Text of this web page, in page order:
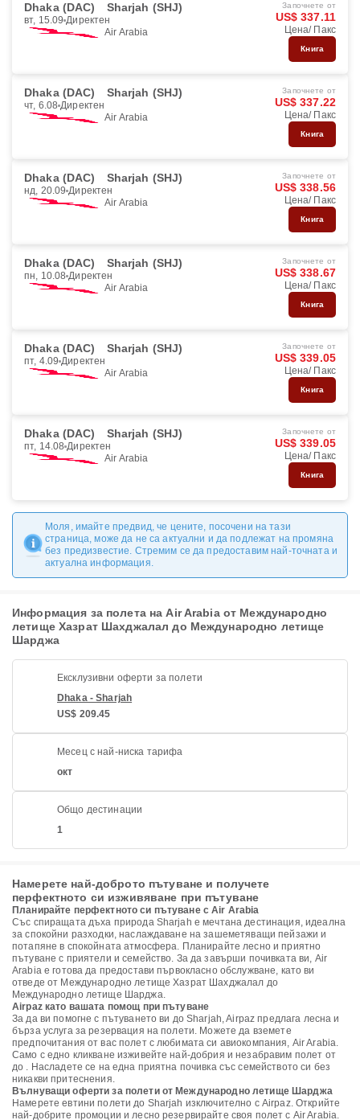
Dhaka (DAC) Sharjah (SHJ)
вт, 15.09 Директен
Air Arabia
Започнете от
US$ 337.11
Цена/ Пакс
Книга
Dhaka (DAC) Sharjah (SHJ)
чт, 6.08 Директен
Air Arabia
Започнете от
US$ 337.22
Цена/ Пакс
Книга
Dhaka (DAC) Sharjah (SHJ)
нд, 20.09 Директен
Air Arabia
Започнете от
US$ 338.56
Цена/ Пакс
Книга
Dhaka (DAC) Sharjah (SHJ)
пн, 10.08 Директен
Air Arabia
Започнете от
US$ 338.67
Цена/ Пакс
Книга
Dhaka (DAC) Sharjah (SHJ)
пт, 4.09 Директен
Air Arabia
Започнете от
US$ 339.05
Цена/ Пакс
Книга
Dhaka (DAC) Sharjah (SHJ)
пт, 14.08 Директен
Air Arabia
Започнете от
US$ 339.05
Цена/ Пакс
Книга
Моля, имайте предвид, че цените, посочени на тази
страница, може да не са актуални и да подлежат на промяна
без предизвестие. Стремим се да предоставим най-точната и
актуална информация.
Информация за полета на Air Arabia от Международно
летище Хазрат Шахджалал до Международно летище
Шарджа
Ексклузивни оферти за полети
Dhaka - Sharjah
US$ 209.45
Месец с най-ниска тарифа
окт
Общо дестинации
1
Намерете най-доброто пътуване и получете
перфектното си изживяване при пътуване
Планирайте перфектното си пътуване с Air Arabia
Със спиращата дъха природа Sharjah е мечтана дестинация, идеална
за спокойни разходки, наслаждаване на зашеметяващи пейзажи и
потапяне в спокойната атмосфера. Планирайте лесно и приятно
пътуване с приятели и семейство. За да завърши почивката ви, Air
Arabia е готова да предостави първокласно обслужване, като ви
отведе от Международно летище Хазрат Шахджалал до
Международно летище Шарджа.
Airpaz като вашата помощ при пътуване
За да ви помогне с пътуването ви до Sharjah, Airpaz предлага лесна и
бърза услуга за резервация на полети. Можете да вземете
предпочитания от вас полет с любимата си авиокомпания, Air Arabia.
Само с едно кликване изживейте най-добрия и незабравим полет от
до . Насладете се на една приятна почивка със семейството си без
никакви притеснения.
Вълнуващи оферти за полети от Международно летище Шарджа
Намерете евтини полети до Sharjah изключително с Airpaz. Открийте
най-добрите промоции и лесно резервирайте своя полет с Air Arabia.